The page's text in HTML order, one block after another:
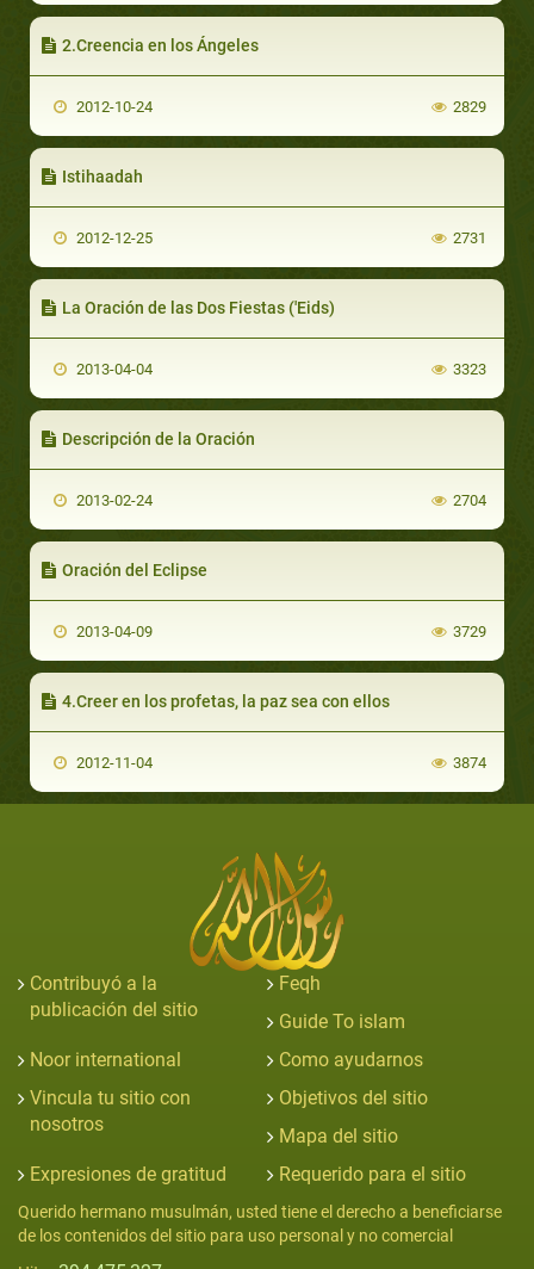
2.Creencia en los Ángeles
2012-10-24 2829
Istihaadah
2012-12-25 2731
La Oración de las Dos Fiestas ('Eids)
2013-04-04 3323
Descripción de la Oración
2013-02-24 2704
Oración del Eclipse
2013-04-09 3729
4.Creer en los profetas, la paz sea con ellos
2012-11-04 3874
Contribuyó a la
publicación del sitio
Feqh
Guide To islam
Noor international
Como ayudarnos
Vincula tu sitio con
nosotros
Objetivos del sitio
Mapa del sitio
Expresiones de gratitud
Requerido para el sitio
Querido hermano musulmán, usted tiene el derecho a beneficiarse
de los contenidos del sitio para uso personal y no comercial